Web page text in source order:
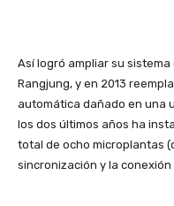
Así logró ampliar su
Rangjung, y en 2013
automática dañado en una
los dos últimos años ha
total de ocho microplantas
sincronización y la conexión